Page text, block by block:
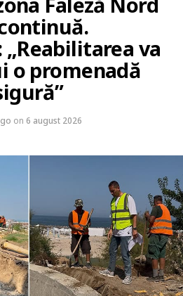
„Reabilitarea va
o promenadă
on 6 august 2026